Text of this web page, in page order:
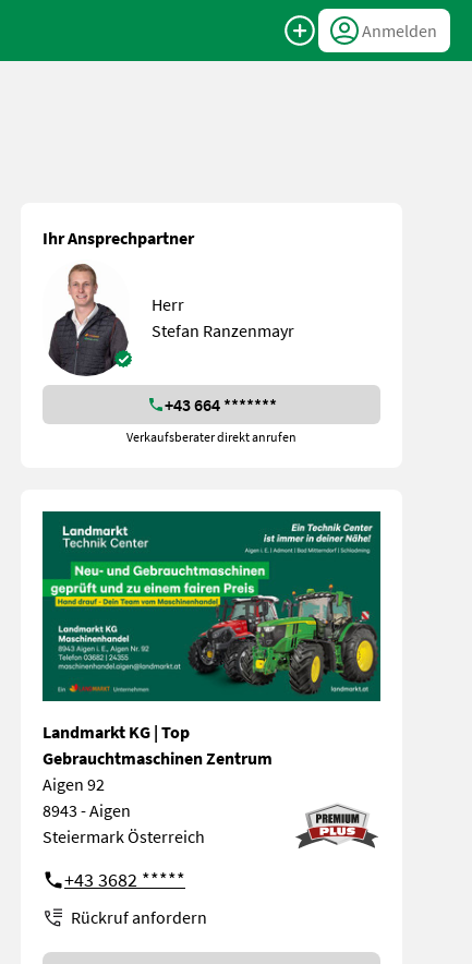
Anmelden
Ihr Ansprechpartner
Herr
Stefan Ranzenmayr
+43 664 *******
Verkaufsberater direkt anrufen
Landmarkt KG | Top
Gebrauchtmaschinen Zentrum
Aigen 92
8943 - Aigen
Steiermark Österreich
+43 3682 *****
Rückruf anfordern